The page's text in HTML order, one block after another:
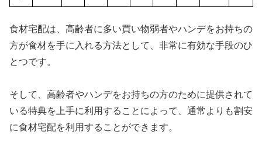
食材宅配は、高齢者に多い買い物弱者やハンデをお持ちの
方が食材を手に入れる方法として、非常に有効な手段のひ
とつです。
そして、高齢者やハンデをお持ちの方のために提供されて
いる特典を上手に利用することによって、通常よりも割安
に食材宅配を利用することができます。